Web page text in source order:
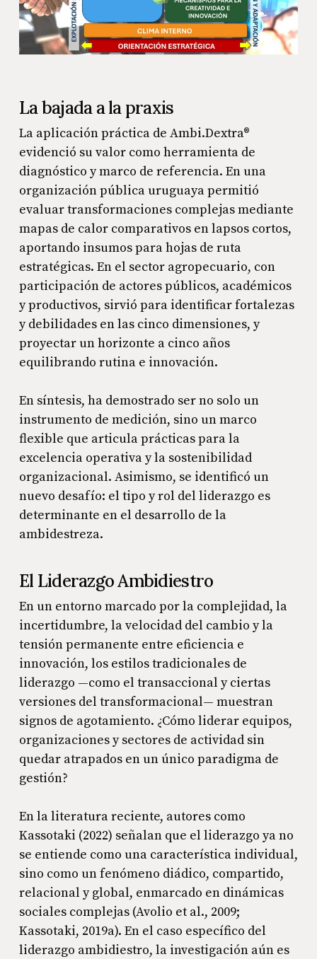
La bajada a la praxis
La aplicación práctica de Ambi.Dextra®
evidenció su valor como herramienta de
diagnóstico y marco de referencia. En una
organización pública uruguaya permitió
evaluar transformaciones complejas mediante
mapas de calor comparativos en lapsos cortos,
aportando insumos para hojas de ruta
estratégicas. En el sector agropecuario, con
participación de actores públicos, académicos
y productivos, sirvió para identificar fortalezas
y debilidades en las cinco dimensiones, y
proyectar un horizonte a cinco años
equilibrando rutina e innovación.
En síntesis, ha demostrado ser no solo un
instrumento de medición, sino un marco
flexible que articula prácticas para la
excelencia operativa y la sostenibilidad
organizacional. Asimismo, se identificó un
nuevo desafío: el tipo y rol del liderazgo es
determinante en el desarrollo de la
ambidestreza.
El Liderazgo Ambidiestro
En un entorno marcado por la complejidad, la
incertidumbre, la velocidad del cambio y la
tensión permanente entre eficiencia e
innovación, los estilos tradicionales de
liderazgo —como el transaccional y ciertas
versiones del transformacional— muestran
signos de agotamiento. ¿Cómo liderar equipos,
organizaciones y sectores de actividad sin
quedar atrapados en un único paradigma de
gestión?
En la literatura reciente, autores como
Kassotaki (2022) señalan que el liderazgo ya no
se entiende como una característica individual,
sino como un fenómeno diádico, compartido,
relacional y global, enmarcado en dinámicas
sociales complejas (Avolio et al., 2009;
Kassotaki, 2019a). En el caso específico del
liderazgo ambidiestro, la investigación aún es